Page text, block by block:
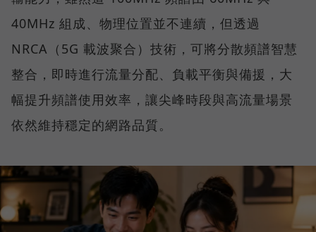
40MHz 組成、物理位置並不連續，但透過
NRCA（5G 載波聚合）技術，可將分散頻譜智慧
整合，即時進行流量分配、負載平衡與備援，大
幅提升頻譜使用效率，讓尖峰時段與高流量場景
依然維持穩定的網路品質。